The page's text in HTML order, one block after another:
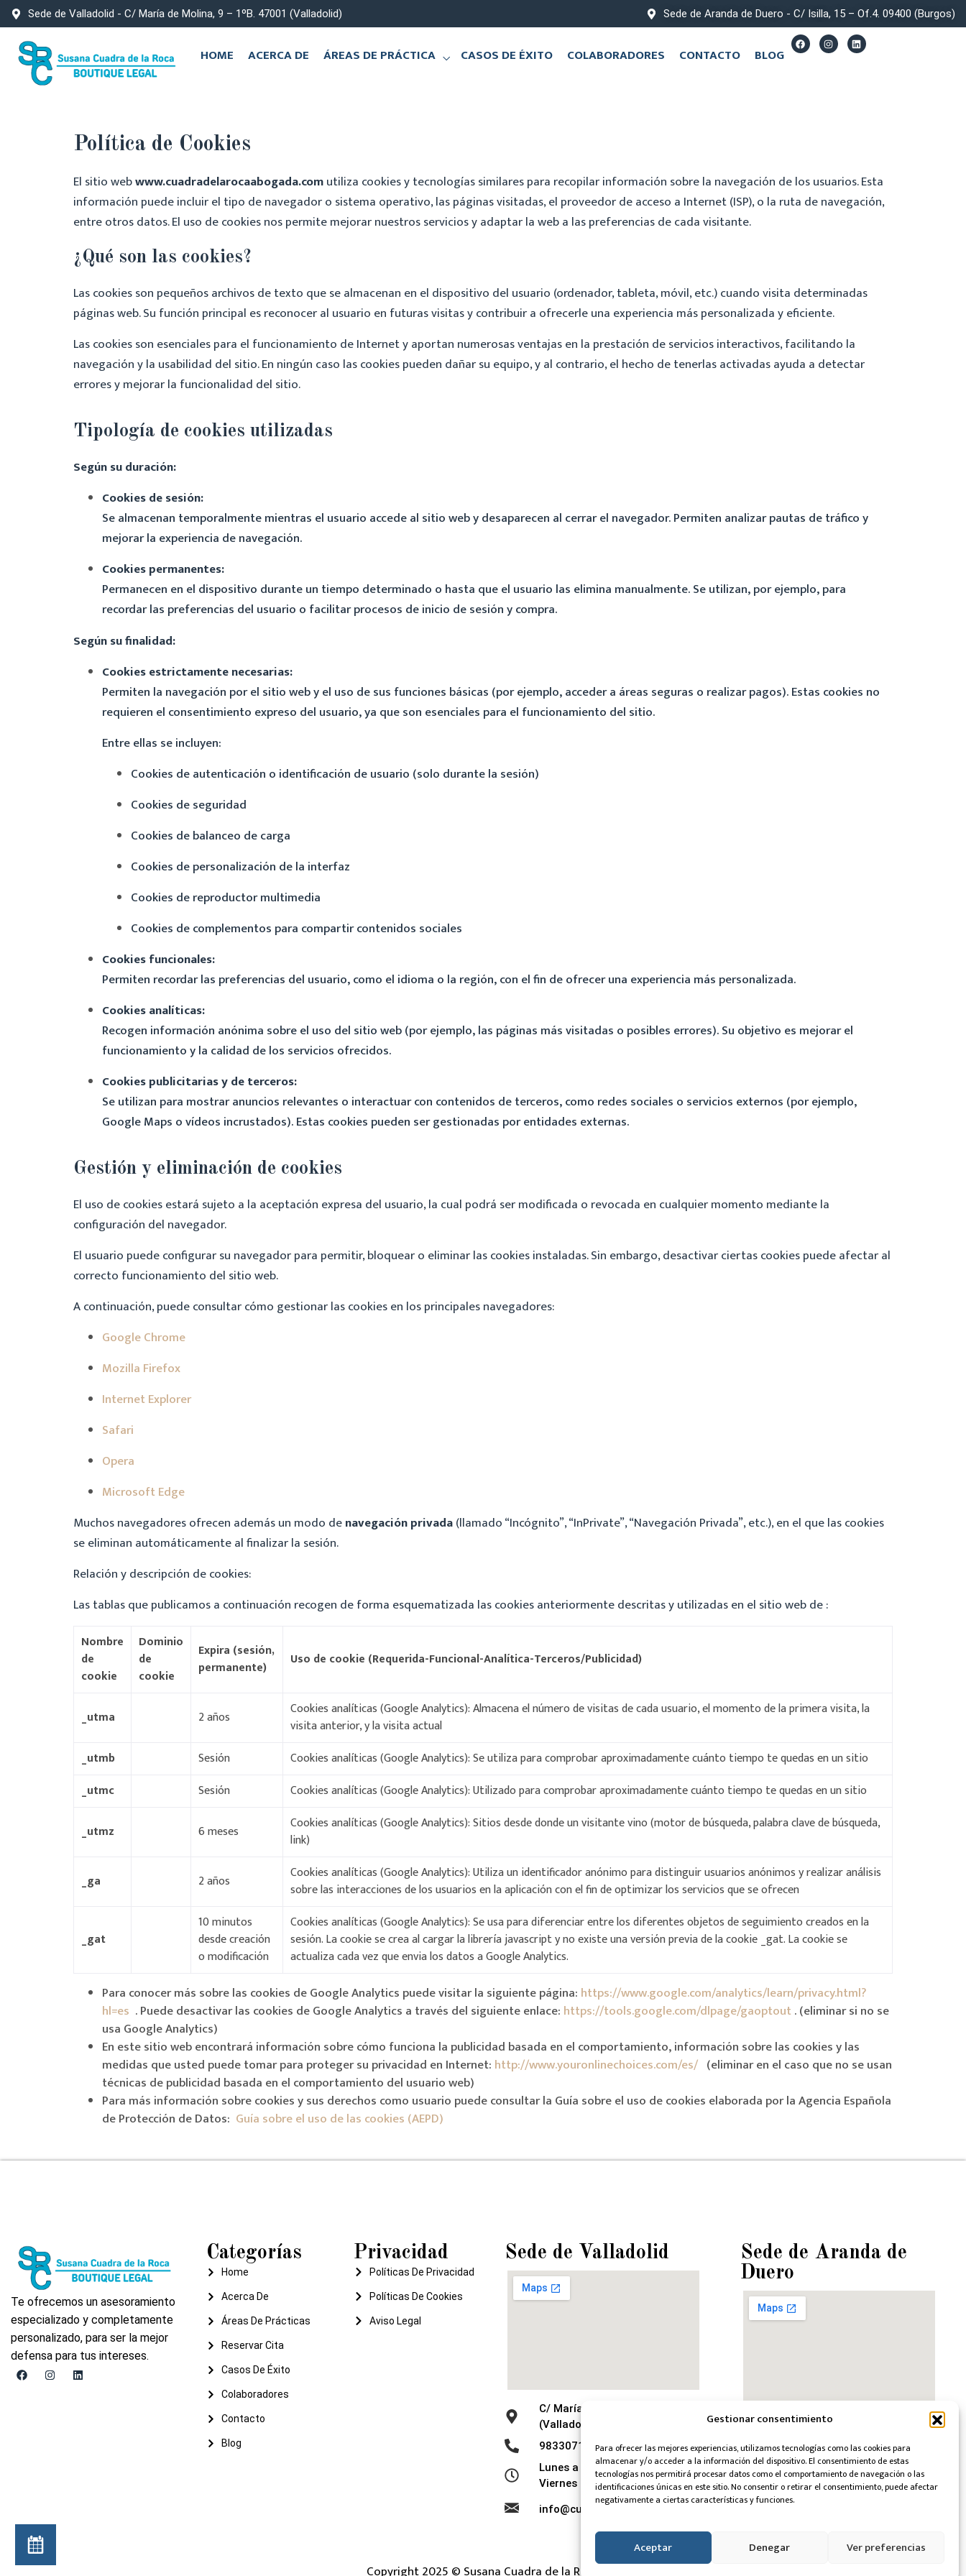
Gestionar consentimiento
Para ofrecer las mejores experiencias, utilizamos tecnologías como las cookies para
almacenar y/o acceder a la información del dispositivo. El consentimiento de estas
tecnologías nos permitirá procesar datos como el comportamiento de navegación o las
identificaciones únicas en este sitio. No consentir o retirar el consentimiento, puede afectar
negativamente a ciertas características y funciones.
Aceptar Denegar Ver preferencias
Sede de Valladolid - C/ María de Molina, 9 – 1ºB. 47001 (Valladolid) Sede de Aranda de Duero - C/ Isilla, 15 – Of.4. 09400 (Burgos)
HOME ACERCA DE ÁREAS DE PRÁCTICA CASOS DE ÉXITO COLABORADORES CONTACTO BLOG
Política de Cookies
El sitio webwww.cuadradelarocaabogada.comutiliza cookies y tecnologías similares para recopilar información sobre la navegación de los usuarios. Esta
información puede incluir el tipo de navegador o sistema operativo, las páginas visitadas, el proveedor de acceso a Internet (ISP), o la ruta de navegación,
entre otros datos. El uso de cookies nos permite mejorar nuestros servicios y adaptar la web a las preferencias de cada visitante.
¿Qué son las cookies?
Las cookies son pequeños archivos de texto que se almacenan en el dispositivo del usuario (ordenador, tableta, móvil, etc.) cuando visita determinadas
páginas web. Su función principal es reconocer al usuario en futuras visitas y contribuir a ofrecerle una experiencia más personalizada y eficiente.
Las cookies son esenciales para el funcionamiento de Internet y aportan numerosas ventajas en la prestación de servicios interactivos, facilitando la
navegación y la usabilidad del sitio. En ningún caso las cookies pueden dañar su equipo, y al contrario, el hecho de tenerlas activadas ayuda a detectar
errores y mejorar la funcionalidad del sitio.
Tipología de cookies utilizadas
Según su duración:
Cookies de sesión:
Se almacenan temporalmente mientras el usuario accede al sitio web y desaparecen al cerrar el navegador. Permiten analizar pautas de tráfico y
mejorar la experiencia de navegación.
Cookies permanentes:
Permanecen en el dispositivo durante un tiempo determinado o hasta que el usuario las elimina manualmente. Se utilizan, por ejemplo, para
recordar las preferencias del usuario o facilitar procesos de inicio de sesión y compra.
Según su finalidad:
Cookies estrictamente necesarias:
Permiten la navegación por el sitio web y el uso de sus funciones básicas (por ejemplo, acceder a áreas seguras o realizar pagos). Estas cookies no
requieren el consentimiento expreso del usuario, ya que son esenciales para el funcionamiento del sitio.
Entre ellas se incluyen:
Cookies de autenticación o identificación de usuario (solo durante la sesión)
Cookies de seguridad
Cookies de balanceo de carga
Cookies de personalización de la interfaz
Cookies de reproductor multimedia
Cookies de complementos para compartir contenidos sociales
Cookies funcionales:
Permiten recordar las preferencias del usuario, como el idioma o la región, con el fin de ofrecer una experiencia más personalizada.
Cookies analíticas:
Recogen información anónima sobre el uso del sitio web (por ejemplo, las páginas más visitadas o posibles errores). Su objetivo es mejorar el
funcionamiento y la calidad de los servicios ofrecidos.
Cookies publicitarias y de terceros:
Se utilizan para mostrar anuncios relevantes o interactuar con contenidos de terceros, como redes sociales o servicios externos (por ejemplo,
Google Maps o vídeos incrustados). Estas cookies pueden ser gestionadas por entidades externas.
Gestión y eliminación de cookies
El uso de cookies estará sujeto a la aceptación expresa del usuario, la cual podrá ser modificada o revocada en cualquier momento mediante la
configuración del navegador.
El usuario puede configurar su navegador para permitir, bloquear o eliminar las cookies instaladas. Sin embargo, desactivar ciertas cookies puede afectar al
correcto funcionamiento del sitio web.
A continuación, puede consultar cómo gestionar las cookies en los principales navegadores:
Google Chrome
Mozilla Firefox
Internet Explorer
Safari
Opera
Microsoft Edge
Muchos navegadores ofrecen además un modo denavegación privada(llamado “Incógnito”, “InPrivate”, “Navegación Privada”, etc.), en el que las cookies
se eliminan automáticamente al finalizar la sesión.
Relación y descripción de cookies:
Las tablas que publicamos a continuación recogen de forma esquematizada las cookies anteriormente descritas y utilizadas en el sitio web de :
Nombre
de
cookie
Dominio
de
cookie
Expira (sesión,
permanente)
Uso de cookie (Requerida-Funcional-Analítica-Terceros/Publicidad)
_utma 2 años
Cookies analíticas (Google Analytics): Almacena el número de visitas de cada usuario, el momento de la primera visita, la
visita anterior, y la visita actual
_utmb
Sesión
Cookies analíticas (Google Analytics): Se utiliza para comprobar aproximadamente cuánto tiempo te quedas en un sitio
_utmc
Sesión Cookies analíticas (Google Analytics): Utilizado para comprobar aproximadamente cuánto tiempo te quedas en un sitio
_utmz 6 meses
Cookies analíticas (Google Analytics): Sitios desde donde un visitante vino (motor de búsqueda, palabra clave de búsqueda,
link)
_ga 2 años
Cookies analíticas (Google Analytics): Utiliza un identificador anónimo para distinguir usuarios anónimos y realizar análisis
sobre las interacciones de los usuarios en la aplicación con el fin de optimizar los servicios que se ofrecen
_gat
10 minutos
desde creación
o modificación
Cookies analíticas (Google Analytics): Se usa para diferenciar entre los diferentes objetos de seguimiento creados en la
sesión. La cookie se crea al cargar la librería javascript y no existe una versión previa de la cookie _gat. La cookie se
actualiza cada vez que envia los datos a Google Analytics.
Para conocer más sobre las cookies de Google Analytics puede visitar la siguiente página: https://www.google.com/analytics/learn/privacy.html?
hl=es . Puede desactivar las cookies de Google Analytics a través del siguiente enlace: https://tools.google.com/dlpage/gaoptout. (eliminar si no se
usa Google Analytics)
En este sitio web encontrará información sobre cómo funciona la publicidad basada en el comportamiento, información sobre las cookies y las
medidas que usted puede tomar para proteger su privacidad en Internet: http://www.youronlinechoices.com/es/ (eliminar en el caso que no se usan
técnicas de publicidad basada en el comportamiento del usuario web)
Para más información sobre cookies y sus derechos como usuario puede consultar la Guía sobre el uso de cookies elaborada por la Agencia Española
de Protección de Datos: Guía sobre el uso de las cookies (AEPD)
Te ofrecemos un asesoramiento
especializado y completamente
personalizado, para ser la mejor
defensa para tus intereses.
Categorías
Home
Acerca De
Áreas De Prácticas
Reservar Cita
Casos De Éxito
Colaboradores
Contacto
Blog
Privacidad
Políticas De Privacidad
Políticas De Cookies
Aviso Legal
Sede de Valladolid
C/ María de Molina, 9 – 1ºB. 47001
(Valladolid)
983307119 - 651768012
Lunes a jueves de 9:30 a 19:30 hrs.
Viernes de 9:30 a 14:00 hrs.
info@cuadradelarocaabogada.com
Sede de Aranda de
Duero
C/ Isilla, 15 – OF. 4. 09400 Aranda
de Duero (Burgos)
947611836 - 651768012
Lunes a jueves de 9:30 a 19:30 hrs.
Viernes de 9:30 a 14:00 hrs.
Copyright 2025 © Susana Cuadra de la Roca